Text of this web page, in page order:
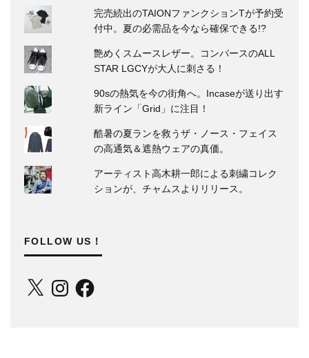
完売続出のTAIONファンクションTが予約受
付中。夏の必需品を今なら確保できる!?
艶めくスムースレザー。コンバースのALL
STAR LGCYが大人に刺さる！
90sの熱気を今の街角へ。Incaseが送り出す
新ライン「Grid」に注目！
酷暑の夏ランを救うザ・ノース・フェイス
の高通気＆遮熱ウェアの真価。
アーティスト高木耕一郎による刺繍コレク
ションが、チャムスよりリリース。
FOLLOW US！
X InstagramFacebook